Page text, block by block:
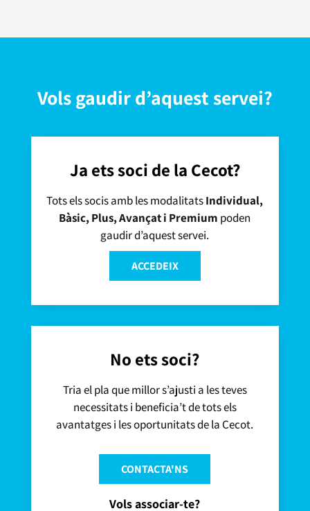
Vols gaudir d’aquest servei?
Ja ets soci de la Cecot?
Tots els socis amb les modalitatsIndividual,
Bàsic, Plus, Avançat i Premium poden
gaudir d’aquest servei.
ACCEDEIX
No ets soci?
Tria el pla que millor s’ajusti a les teves
necessitats i beneficia’t de tots els
avantatges i les oportunitats de la Cecot.
CONTACTA'NS
Vols associar-te?